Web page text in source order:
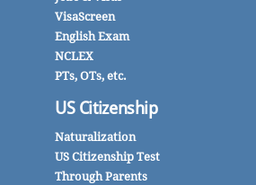
VisaScreen
English Exam
NCLEX
PTs, OTs, etc.
US Citizenship
Naturalization
US Citizenship Test
Through Parents